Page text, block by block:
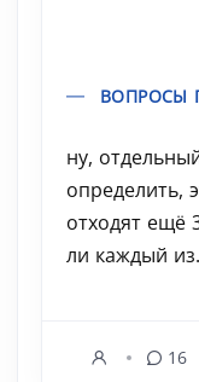
ВОПРОСЫ
ну,
определить,
отходят ещё
ли каждый
16